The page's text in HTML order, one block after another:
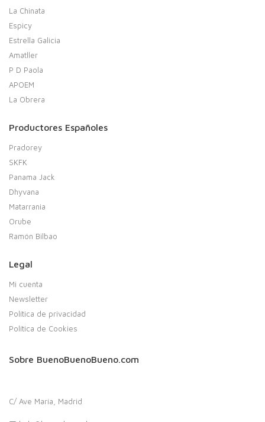
La Chinata
Espicy
Estrella Galicia
Amatller
P D Paola
APOEM
La Obrera
Productores Españoles
Pradorey
SKFK
Panama Jack
Dhyvana
Matarrania
Orube
Ramón Bilbao
Legal
Mi cuenta
Newsletter
Política de privacidad
Política de Cookies
Sobre BuenoBuenoBueno.com
C/ Ave María, Madrid